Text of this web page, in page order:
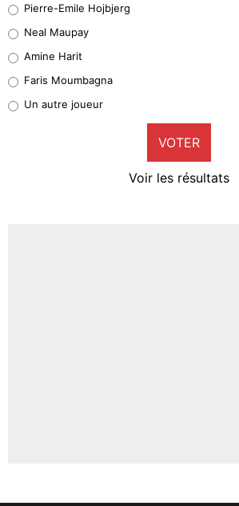
5%
1%
9%
Pierre-Emile Hojbjerg
Neal Maupay
Amine Harit
Faris Moumbagna
Un autre joueur
VOTER
Voir les résultats